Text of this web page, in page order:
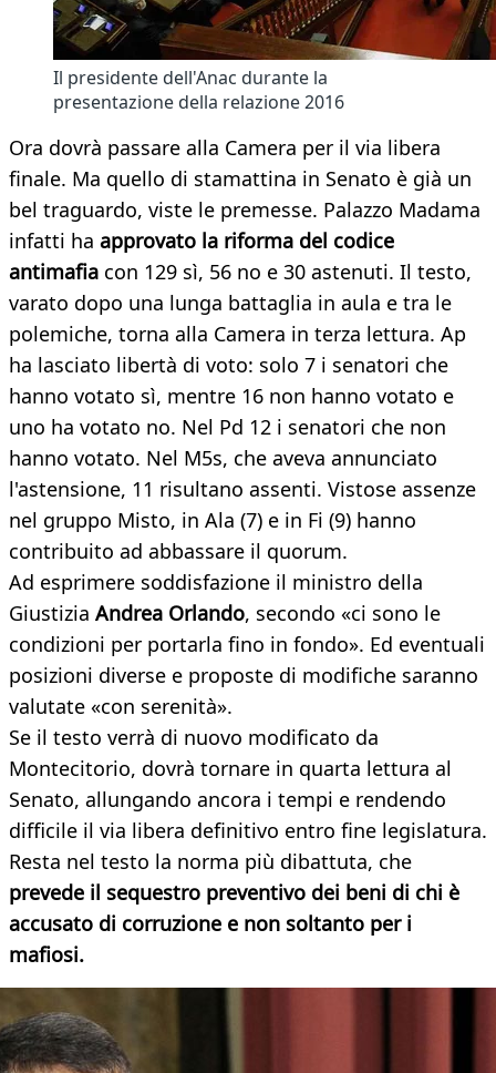
Il presidente dell'Anac durante la
presentazione della relazione 2016
Ora dovrà passare alla Camera per il via libera
finale. Ma quello di stamattina in Senato è già un
bel traguardo, viste le premesse. Palazzo Madama
infatti ha approvato la riforma del codice
antimafia con 129 sì, 56 no e 30 astenuti. Il testo,
varato dopo una lunga battaglia in aula e tra le
polemiche, torna alla Camera in terza lettura. Ap
ha lasciato libertà di voto: solo 7 i senatori che
hanno votato sì, mentre 16 non hanno votato e
uno ha votato no. Nel Pd 12 i senatori che non
hanno votato. Nel M5s, che aveva annunciato
l'astensione, 11 risultano assenti. Vistose assenze
nel gruppo Misto, in Ala (7) e in Fi (9) hanno
contribuito ad abbassare il quorum.
Ad esprimere soddisfazione il ministro della
Giustizia Andrea Orlando, secondo «ci sono le
condizioni per portarla fino in fondo». Ed eventuali
posizioni diverse e proposte di modifiche saranno
valutate «con serenità».
Se il testo verrà di nuovo modificato da
Montecitorio, dovrà tornare in quarta lettura al
Senato, allungando ancora i tempi e rendendo
difficile il via libera definitivo entro fine legislatura.
Resta nel testo la norma più dibattuta, che
prevede il sequestro preventivo dei beni di chi è
accusato di corruzione e non soltanto per i
mafiosi.